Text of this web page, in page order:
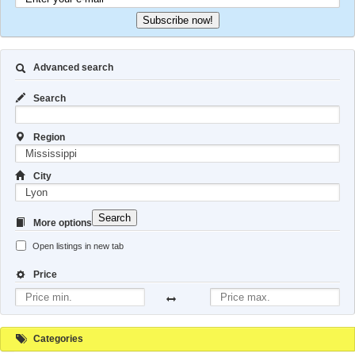
Subscribe now!
Advanced search
Search
Region
City
More options
Open listings in new tab
Price
Search
Categories